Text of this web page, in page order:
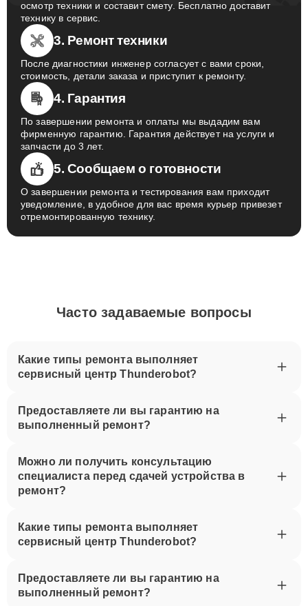
осмотр техники и составит смету. Бесплатно доставит
технику в сервис.
3. Ремонт техники
После диагностики инженер согласует с вами сроки,
стоимость, детали заказа и приступит к ремонту.
4. Гарантия
По завершении ремонта и оплаты мы выдадим вам
фирменную гарантию. Гарантия действует на услуги и
запчасти до 3 лет.
5. Сообщаем о готовности
О завершении ремонта и тестирования вам приходит
уведомление, в удобное для вас время курьер привезет
отремонтированную технику.
Часто задаваемые вопросы
Какие типы ремонта выполняет
сервисный центр Thunderobot?
Предоставляете ли вы гарантию на
выполненный ремонт?
Можно ли получить консультацию
специалиста перед сдачей устройства в
ремонт?
Какие типы ремонта выполняет
сервисный центр Thunderobot?
Предоставляете ли вы гарантию на
выполненный ремонт?